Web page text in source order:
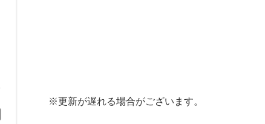
※更新が遅れる場合がございます。